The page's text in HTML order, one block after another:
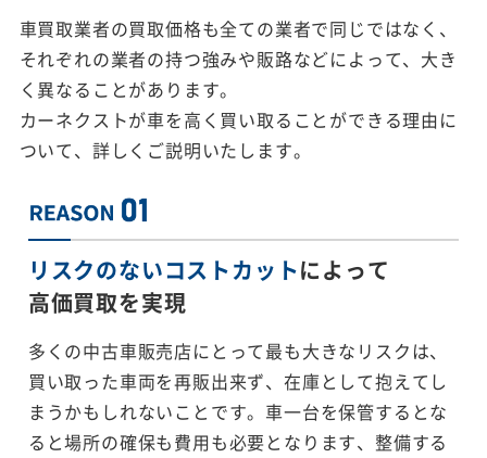
車買取業者の買取価格も全ての業者で同じではなく、
それぞれの業者の持つ強みや販路などによって、大き
く異なることがあります。
カーネクストが車を高く買い取ることができる理由に
ついて、詳しくご説明いたします。
リスクのないコストカットによって
高価買取を実現
多くの中古車販売店にとって最も大きなリスクは、
買い取った車両を再販出来ず、在庫として抱えてし
まうかもしれないことです。車一台を保管するとな
ると場所の確保も費用も必要となります、整備する